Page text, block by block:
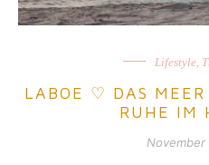
Lifestyle
LABOE ♡ DAS
RUHE IM